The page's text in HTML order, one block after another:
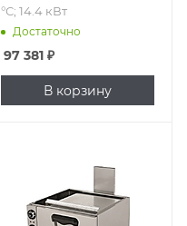
°С; 14.4 кВт
Достаточно
97 381₽
В корзину
380 В; 1 камера; 3
емкости; GN 2/1;
от 50 до 300 °С; 9